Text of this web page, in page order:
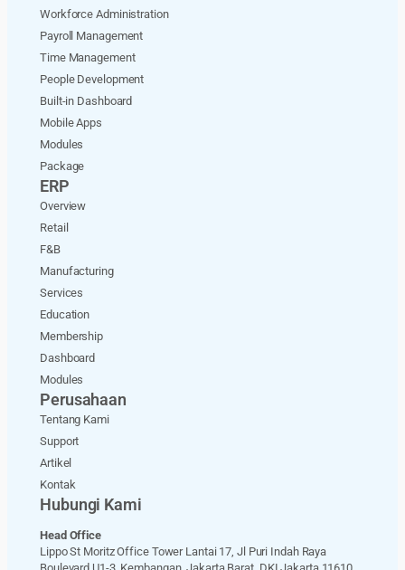
Workforce Administration
Payroll Management
Time Management
People Development
Built-in Dashboard
Mobile Apps
Modules
Package
ERP
Overview
Retail
F&B
Manufacturing
Services
Education
Membership
Dashboard
Modules
Perusahaan
Tentang Kami
Support
Artikel
Kontak
Hubungi Kami
Head Office
Lippo St Moritz Office Tower Lantai 17, Jl Puri Indah Raya